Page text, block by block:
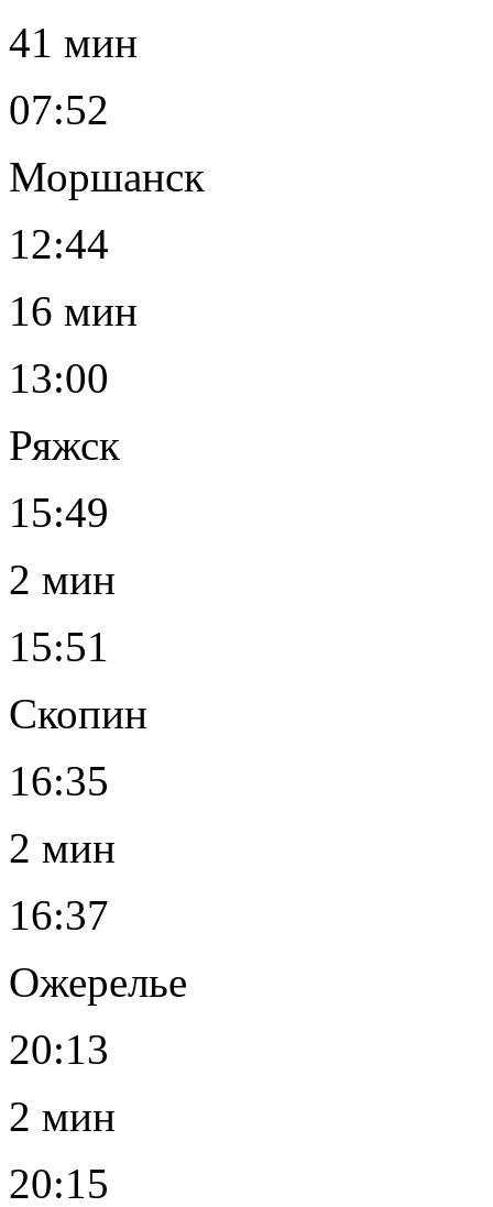
41 мин
07:52
Моршанск
12:44
16 мин
13:00
Ряжск
15:49
2 мин
15:51
Скопин
16:35
2 мин
16:37
Ожерелье
20:13
2 мин
20:15